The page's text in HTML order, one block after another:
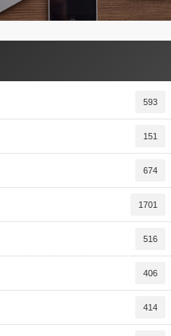
593
151
674
1701
516
406
414